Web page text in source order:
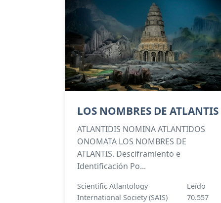
LOS NOMBRES DE ATLANTIS
ATLANTIDIS NOMINA ATLANTIDOS
ONOMATA LOS NOMBRES DE
ATLANTIS. Desciframiento e
Identificación Po...
Scientific Atlantology
International Society (SAIS)
Leído
70.557